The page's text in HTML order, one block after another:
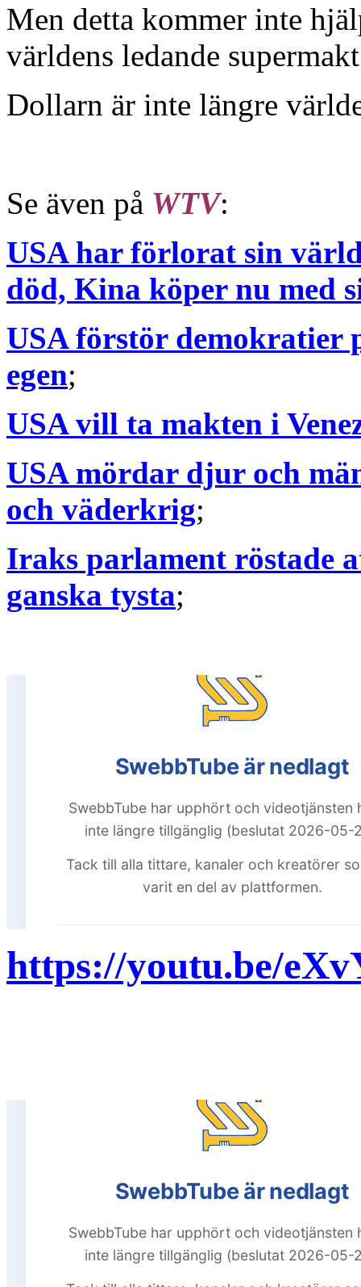
Men detta kommer inte
världens ledande
Dollarn är inte längre
Se även på WTV:
USA har förlorat sin
död, Kina köper nu med
USA förstör demokratier
egen;
USA vill ta makten i
USA mördar djur och
och väderkrig;
Iraks parlament röstade
ganska tysta;
https://youtu.be/